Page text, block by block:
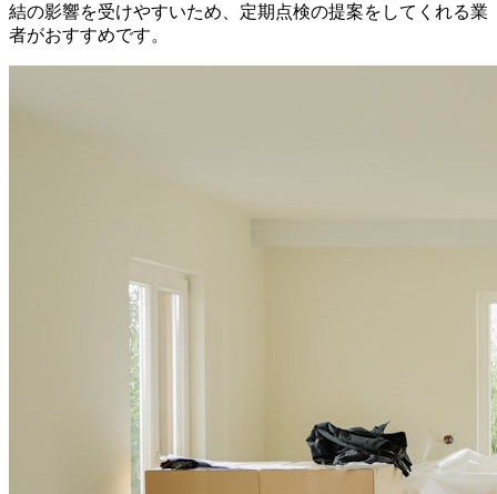
結の影響を受けやすいため、定期点検の提案をしてくれる業
者がおすすめです。